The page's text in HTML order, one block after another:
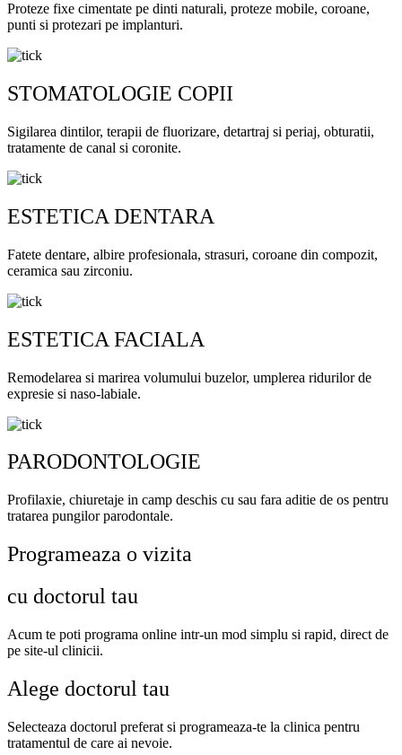
Proteze fixe cimentate pe dinti naturali, proteze mobile, coroane,
punti si protezari pe implanturi.
STOMATOLOGIE COPII
Sigilarea dintilor, terapii de fluorizare, detartraj si periaj, obturatii,
tratamente de canal si coronite.
ESTETICA DENTARA
Fatete dentare, albire profesionala, strasuri, coroane din compozit,
ceramica sau zirconiu.
ESTETICA FACIALA
Remodelarea si marirea volumului buzelor, umplerea ridurilor de
expresie si naso-labiale.
PARODONTOLOGIE
Profilaxie, chiuretaje in camp deschis cu sau fara aditie de os pentru
tratarea pungilor parodontale.
Programeaza o vizita
cu doctorul tau
Acum te poti programa online intr-un mod simplu si rapid, direct de
pe site-ul clinicii.
Alege doctorul tau
Selecteaza doctorul preferat si programeaza-te la clinica pentru
tratamentul de care ai nevoie.